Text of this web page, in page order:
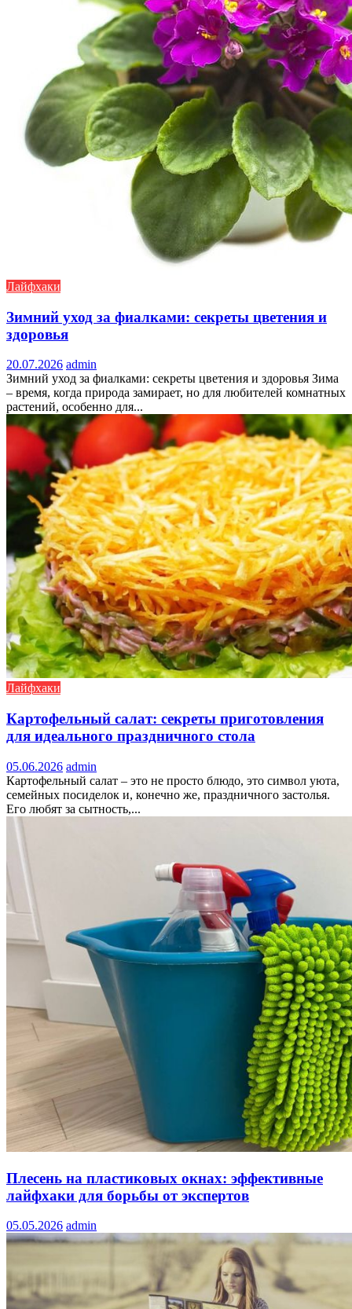
Лайфхаки
Зимний уход за фиалками: секреты цветения и
здоровья
20.07.2026 admin
Зимний уход за фиалками: секреты цветения и здоровья Зима
– время, когда природа замирает, но для любителей комнатных
растений, особенно для...
Лайфхаки
Картофельный салат: секреты приготовления
для идеального праздничного стола
05.06.2026 admin
Картофельный салат – это не просто блюдо, это символ уюта,
семейных посиделок и, конечно же, праздничного застолья.
Его любят за сытность,...
Плесень на пластиковых окнах: эффективные
лайфхаки для борьбы от экспертов
05.05.2026 admin